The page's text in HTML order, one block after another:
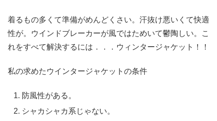
着るもの多くて準備がめんどくさい。汗抜け悪いくて快適
性が。ウインドブレーカーが風ではためいて鬱陶しい。こ
れをすべて解決するには．．．ウィンタージャケット！！
私の求めたウインタージャケットの条件
防風性がある。
シャカシャカ系じゃない。